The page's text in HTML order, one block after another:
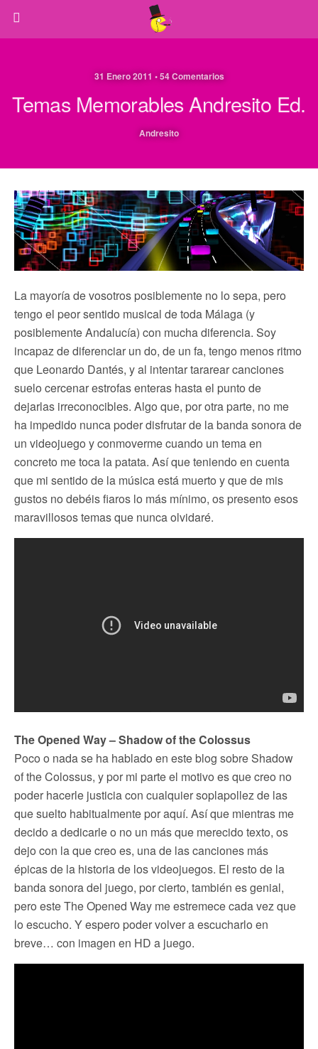
31 Enero 2011 • 54 Comentarios
Temas Memorables Andresito Ed.
Andresito
La mayoría de vosotros posiblemente no lo sepa, pero
tengo el peor sentido musical de toda Málaga (y
posiblemente Andalucía) con mucha diferencia. Soy
incapaz de diferenciar un do, de un fa, tengo menos ritmo
que Leonardo Dantés, y al intentar tararear canciones
suelo cercenar estrofas enteras hasta el punto de
dejarlas irreconocibles. Algo que, por otra parte, no me
ha impedido nunca poder disfrutar de la banda sonora de
un videojuego y conmoverme cuando un tema en
concreto me toca la patata. Así que teniendo en cuenta
que mi sentido de la música está muerto y que de mis
gustos no debéis fiaros lo más mínimo, os presento esos
maravillosos temas que nunca olvidaré.
The Opened Way – Shadow of the Colossus
Poco o nada se ha hablado en este blog sobre Shadow
of the Colossus, y por mi parte el motivo es que creo no
poder hacerle justicia con cualquier soplapollez de las
que suelto habitualmente por aquí. Así que mientras me
decido a dedicarle o no un más que merecido texto, os
dejo con la que creo es, una de las canciones más
épicas de la historia de los videojuegos. El resto de la
banda sonora del juego, por cierto, también es genial,
pero este The Opened Way me estremece cada vez que
lo escucho. Y espero poder volver a escucharlo en
breve… con imagen en HD a juego.